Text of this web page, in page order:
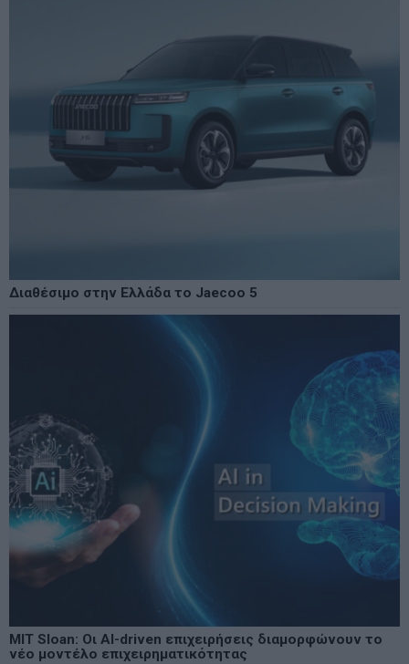
Διαθέσιμο στην Ελλάδα το Jaecoo 5
MIT Sloan: Οι AI-driven επιχειρήσεις διαμορφώνουν το
νέο μοντέλο επιχειρηματικότητας